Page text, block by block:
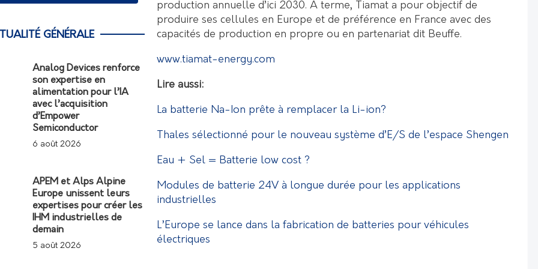
production annuelle d’ici 2030. A terme, Tiamat a pour objectif de
produire ses cellules en Europe et de préférence en France avec des
capacités de production en propre ou en partenariat dit Beuffe.
www.tiamat-energy.com
Lire aussi:
La batterie Na-Ion prête à remplacer la Li-ion?
Thales sélectionné pour le nouveau système d’E/S de l’espace Shengen
Eau + Sel = Batterie low cost ?
Modules de batterie 24V à longue durée pour les applications
industrielles
L’Europe se lance dans la fabrication de batteries pour véhicules
électriques
GÉNÉRALE
Analog Devices renforce
son expertise en
alimentation pour l’IA
avec l’acquisition
d’Empower
Semiconductor
6 août 2026
APEM et Alps Alpine
Europe unissent leurs
expertises pour créer les
IHM industrielles de
demain
5 août 2026